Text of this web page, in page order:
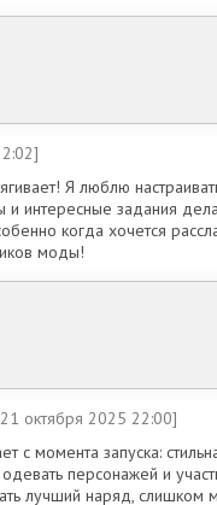
Я люблю
и интересные задания
когда хочется
моды!
октября 2025 22:00]
с момента запуска:
персонажей и
лучший наряд, слишком